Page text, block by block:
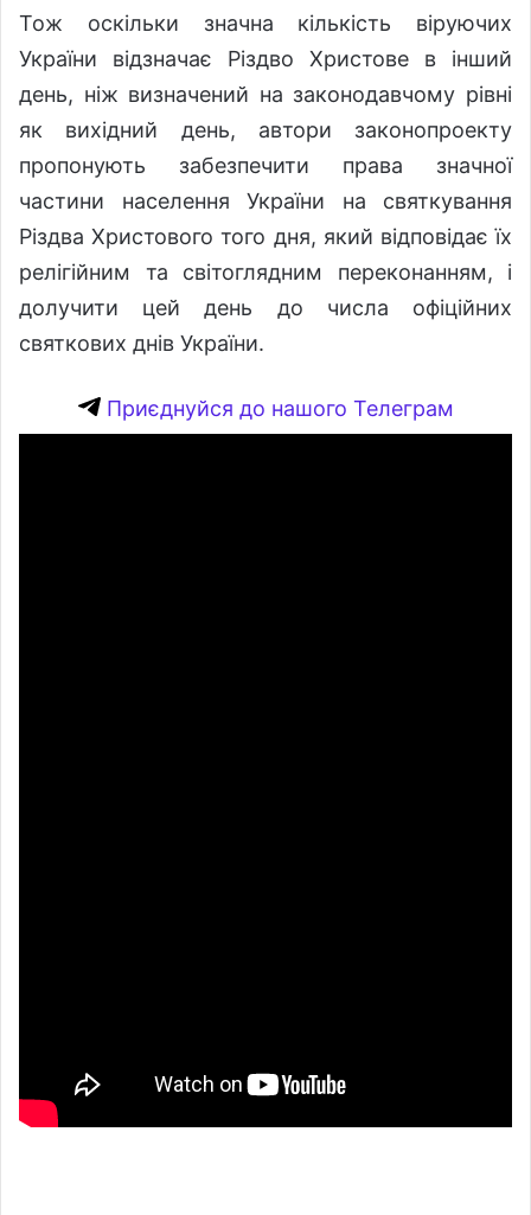
Тож оскільки значна кількість віруючих
України відзначає Різдво Христове в інший
день, ніж визначений на законодавчому рівні
як вихідний день, автори законопроекту
пропонують забезпечити права значної
частини населення України на святкування
Різдва Христового того дня, який відповідає їх
релігійним та світоглядним переконанням, і
долучити цей день до числа офіційних
святкових днів України.
Приєднуйся до нашого Телеграм